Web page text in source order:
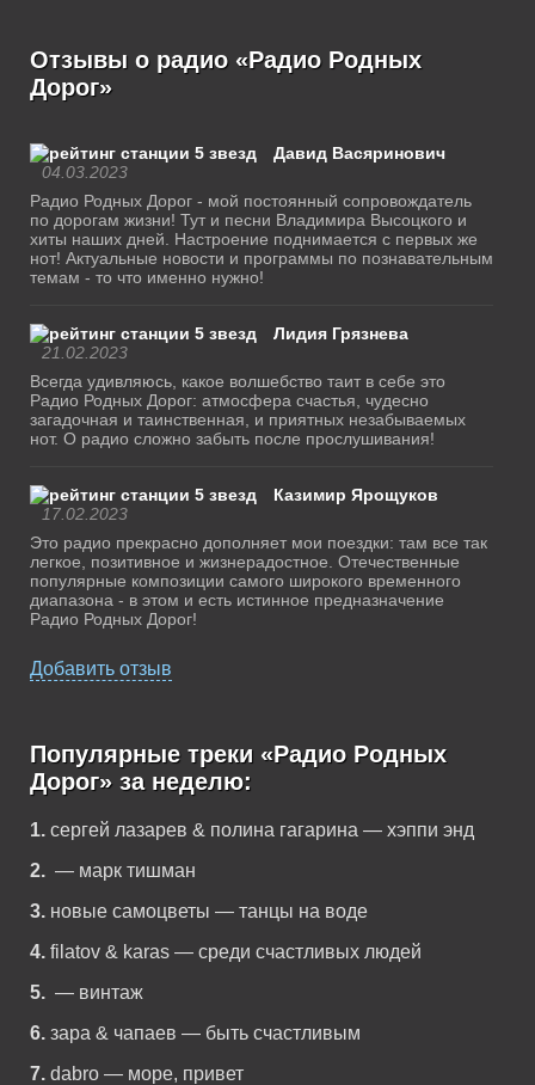
Отзывы о радио «Радио Родных
Дорог»
Давид Васяринович
04.03.2023
Радио Родных Дорог - мой постоянный сопровождатель
по дорогам жизни! Тут и песни Владимира Высоцкого и
хиты наших дней. Настроение поднимается с первых же
нот! Актуальные новости и программы по познавательным
темам - то что именно нужно!
Лидия Грязнева
21.02.2023
Всегда удивляюсь, какое волшебство таит в себе это
Радио Родных Дорог: атмосфера счастья, чудесно
загадочная и таинственная, и приятных незабываемых
нот. О радио сложно забыть после прослушивания!
Казимир Ярощуков
17.02.2023
Это радио прекрасно дополняет мои поездки: там все так
легкое, позитивное и жизнерадостное. Отечественные
популярные композиции самого широкого временного
диапазона - в этом и есть истинное предназначение
Радио Родных Дорог!
Добавить отзыв
Популярные треки «Радио Родных
Дорог» за неделю:
1. сергей лазарев & полина гагарина — хэппи энд
2. — марк тишман
3. новые самоцветы — танцы на воде
4. filatov & karas — среди счастливых людей
5. — винтаж
6. зара & чапаев — быть счастливым
7. dabro — море, привет